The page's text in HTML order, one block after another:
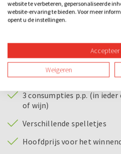
om Ik hou van Holland tijdens
het ongeveer 3 uur in totaal.
Begeleiding naar de cafés
Bezoek aan 3 cafés
3 consumpties p.p. (in
of wijn)
Verschillende spelletjes
Hoofdprijs voor het
website te verbeteren, gepersonaliseerde
website-ervaring te bieden. Voor meer
opent u de instellingen.
Accepteer
Weigeren